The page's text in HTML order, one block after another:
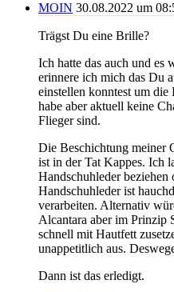
MOIN 30.08.2022 um
Trägst Du eine Brille?
Ich hatte das auch und es
erinnere ich mich das Du
einstellen konntest um
habe aber aktuell keine
Flieger sind.
Die Beschichtung meiner
ist in der Tat Kappes. Ich
Handschuhleder beziehen
Handschuhleder ist
verarbeiten. Alternativ
Alcantara aber im Prinzip
schnell mit Hautfett
unappetitlich aus.
Dann ist das erledigt.